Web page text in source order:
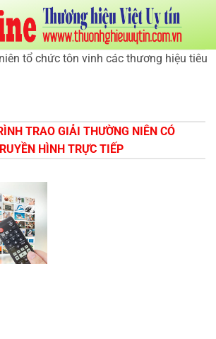
tổ chức tôn vinh các thương hiệu tiêu
TRAO GIẢI THƯỜNG NIÊN CÓ
HÌNH TRỰC TIẾP